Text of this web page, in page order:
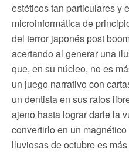
estéticos tan particulares y
microinformática de
del terror japonés post
acertando al generar una
que, en su núcleo, no es
un juego narrativo con
un dentista en sus ratos
ajeno hasta lograr darle la
convertirlo en un
lluviosas de octubre es